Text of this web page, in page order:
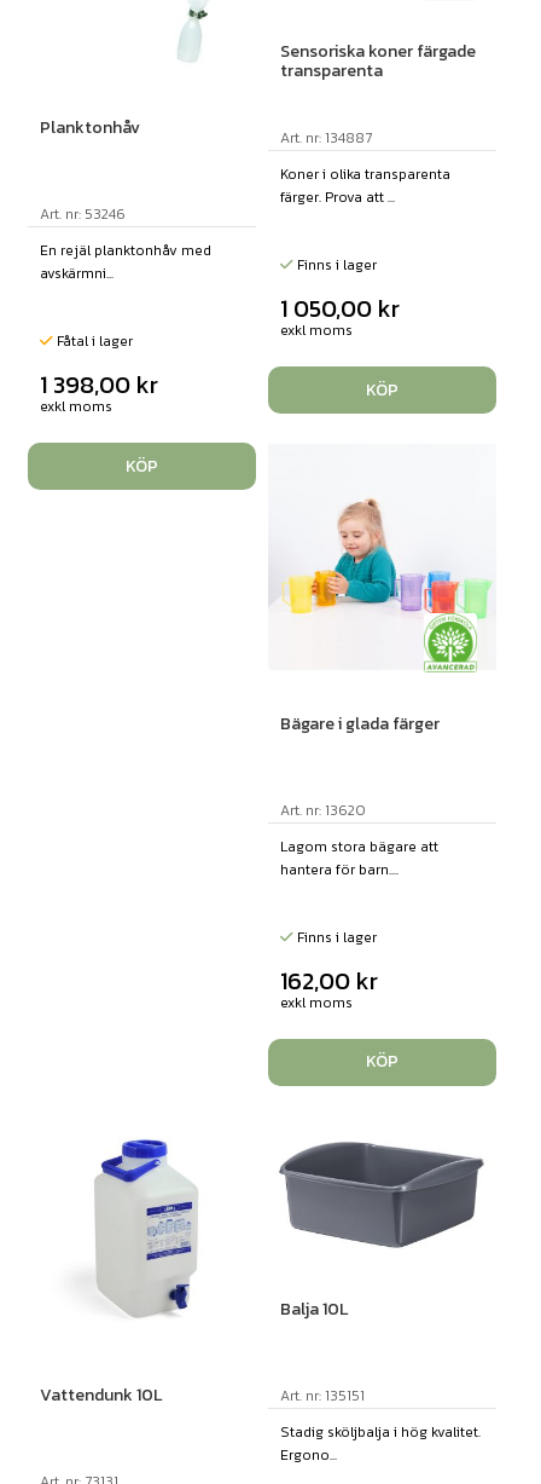
Planktonhåv
Art. nr: 53246
En rejäl planktonhåv med
avskärmni...
Fåtal i lager
1 398,00 kr
exkl moms
KÖP
Sensoriska koner färgade
transparenta
Art. nr: 134887
Koner i olika transparenta
färger. Prova att ...
Finns i lager
1 050,00 kr
exkl moms
KÖP
Bägare i glada färger
Art. nr: 13620
Lagom stora bägare att
hantera för barn....
Finns i lager
162,00 kr
exkl moms
KÖP
Vattendunk 10L
Balja 10L
Art. nr: 135151
Stadig sköljbalja i hög kvalitet.
Ergono...